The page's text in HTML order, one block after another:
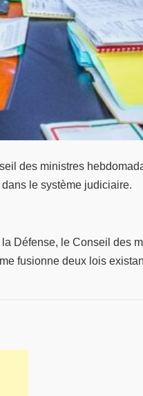
des ministres
le système judiciaire.
Défense, le Conseil des
fusionne deux lois